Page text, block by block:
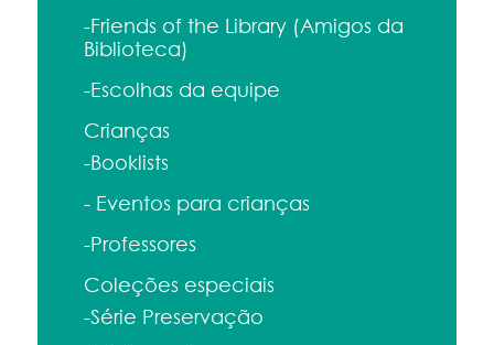
-Friends of the Library (Amigos da
Biblioteca)
-Escolhas da equipe
Crianças
-Booklists
- Eventos para crianças
-Professores
Coleções especiais
-Série Preservação